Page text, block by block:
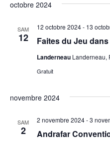
octobre 2024
SAM
12 Faites du Jeu
12 octobre 2024- 13
Landerneau Landerneau,
Gratuit
novembre 2024
SAM
2 Andrafar
2 novembre 2024-3